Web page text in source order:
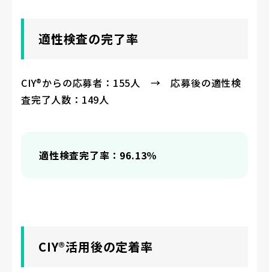
適性検査の完了率
CIY®からの応募者：155人 → 応募後の適性検
査完了人数：149人
適性検査完了率：96.13％
CIY®活用後の定着率